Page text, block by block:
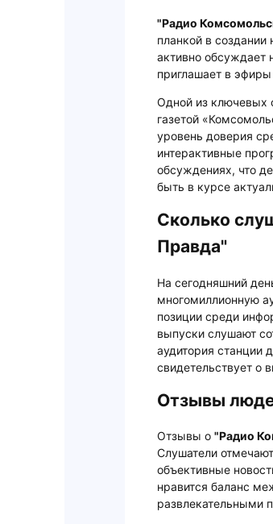
"Радио
планкой в создании
активно обсуждает
приглашает в эфиры
Одной из ключевых
газетой
уровень доверия
интерактивные
обсуждениях, что
быть в курсе
Сколько
Правда"
На сегодняшний
многомиллионную
позиции среди
выпуски слушают
аудитория станции
свидетельствует о
Отзывы
Отзывы о "Радио
Слушатели
объективные
нравится баланс
развлекательными